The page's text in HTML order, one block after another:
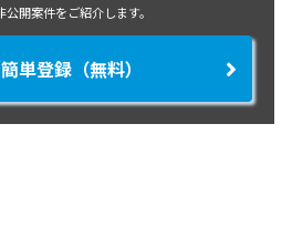
開案件をご紹介します。
単登録（無料）